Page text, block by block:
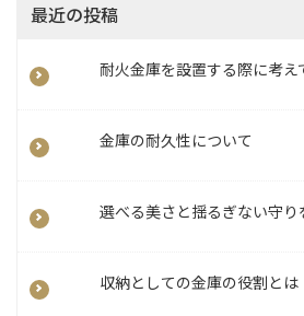
最近の投稿
耐火金庫を設置する際に考え
金庫の耐久性について
選べる美さと揺るぎない守り
収納としての金庫の役割とは